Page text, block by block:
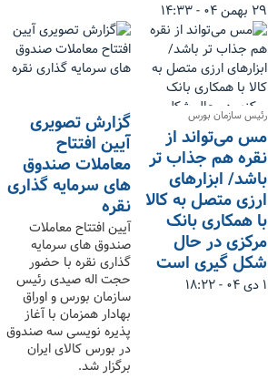
۲۹ بهمن ۰۴ - ۱۴:۳۳
رئیس سازمان بورس
مس می‌تواند از
نقره هم جذاب تر
باشد/ ابزارهای
ارزی متصل به کالا
با همکاری بانک
مرکزی در حال
شکل گیری است
۱ دی ۰۴ - ۱۸:۲۲
گزارش تصویری
آیین افتتاح
معاملات صندوق
های سرمایه گذاری
نقره
آیین افتتاح معاملات
صندوق های سرمایه
گذاری نقره با حضور
حجت اله صیدی رئیس
سازمان بورس و اوراق
بهادار همزمان با آغاز
پذیره نویسی سه صندوق
در بورس کالای ایران
برگزار شد.